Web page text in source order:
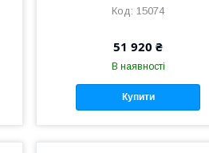
15074
51 920 ₴
В наявності
Купити